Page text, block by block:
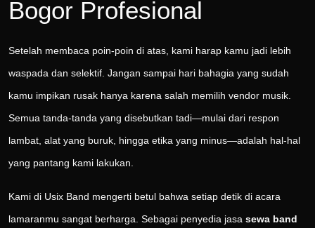
Bogor Profesional
Setelah membaca poin-poin di atas, kami harap kamu jadi lebih
waspada dan selektif. Jangan sampai hari bahagia yang sudah
kamu impikan rusak hanya karena salah memilih vendor musik.
Semua tanda-tanda yang disebutkan tadi—mulai dari respon
lambat, alat yang buruk, hingga etika yang minus—adalah hal-hal
yang pantang kami lakukan.
Kami di Usix Band mengerti betul bahwa setiap detik di acara
lamaranmu sangat berharga. Sebagai penyedia jasa sewa band